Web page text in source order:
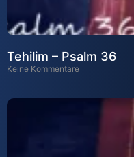
Tehilim – Psalm 36
Keine Kommentare